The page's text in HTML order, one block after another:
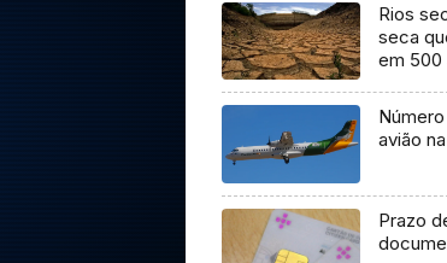
Rios
seca
em 500
avião
Prazo